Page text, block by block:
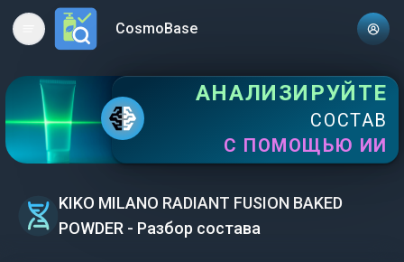
Open main menuCosmoBase
АНАЛИЗИРУЙТЕ
СОСТАВ
С ПОМОЩЬЮ ИИ
KIKO MILANO RADIANT FUSION BAKED
POWDER - Разбор состава